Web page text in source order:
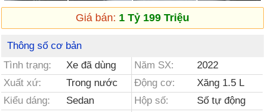
Giá bán: 1 Tỷ 199 Triệu
Thông số cơ bản
Tình trạng:
Xe đã dùng Năm SX:
2022
Xuất xứ:
Trong nước Động cơ:
Xăng 1.5 L
Kiểu dáng:
Sedan Hộp số:
Số tự động